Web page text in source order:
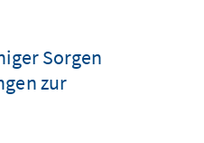
Sorgen
zur